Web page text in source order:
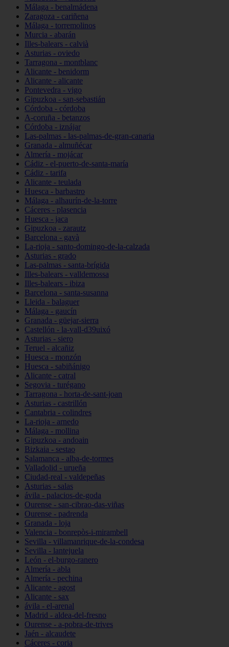
Málaga - benalmádena
Zaragoza - cariñena
Málaga - torremolinos
Murcia - abarán
Illes-balears - calvià
Asturias - oviedo
Tarragona - montblanc
Alicante - benidorm
Alicante - alicante
Pontevedra - vigo
Gipuzkoa - san-sebastián
Córdoba - córdoba
A-coruña - betanzos
Córdoba - iznájar
Las-palmas - las-palmas-de-gran-canaria
Granada - almuñécar
Almería - mojácar
Cádiz - el-puerto-de-santa-maría
Cádiz - tarifa
Alicante - teulada
Huesca - barbastro
Málaga - alhaurín-de-la-torre
Cáceres - plasencia
Huesca - jaca
Gipuzkoa - zarautz
Barcelona - gavà
La-rioja - santo-domingo-de-la-calzada
Asturias - grado
Las-palmas - santa-brígida
Illes-balears - valldemossa
Illes-balears - ibiza
Barcelona - santa-susanna
Lleida - balaguer
Málaga - gaucín
Granada - güejar-sierra
Castellón - la-vall-d39uixó
Asturias - siero
Teruel - alcañiz
Huesca - monzón
Huesca - sabiñánigo
Alicante - catral
Segovia - turégano
Tarragona - horta-de-sant-joan
Asturias - castrillón
Cantabria - colindres
La-rioja - arnedo
Málaga - mollina
Gipuzkoa - andoain
Bizkaia - sestao
Salamanca - alba-de-tormes
Valladolid - urueña
Ciudad-real - valdepeñas
Asturias - salas
ávila - palacios-de-goda
Ourense - san-cibrao-das-viñas
Ourense - padrenda
Granada - loja
Valencia - bonrepòs-i-mirambell
Sevilla - villamanrique-de-la-condesa
Sevilla - lantejuela
León - el-burgo-ranero
Almería - abla
Almería - pechina
Alicante - agost
Alicante - sax
ávila - el-arenal
Madrid - aldea-del-fresno
Ourense - a-pobra-de-trives
Jaén - alcaudete
Cáceres - coria